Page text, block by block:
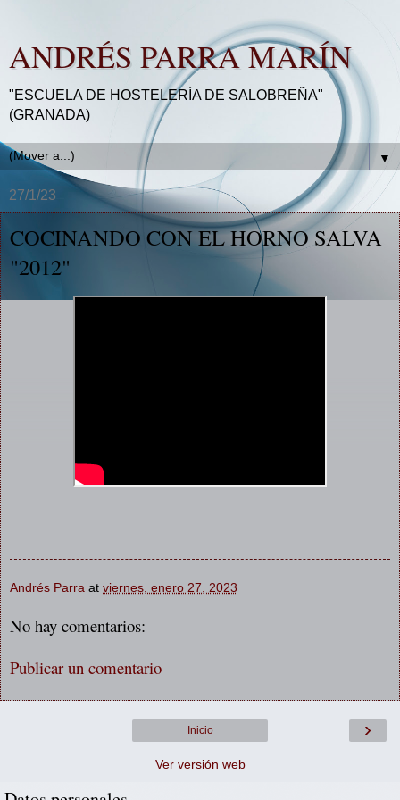
ANDRÉS PARRA MARÍN
"ESCUELA DE HOSTELERÍA DE SALOBREÑA"
(GRANADA)
▼
27/1/23
COCINANDO CON EL HORNO SALVA
"2012"
Andrés Parra at viernes, enero 27, 2023
No hay comentarios:
Publicar un comentario
›
Inicio
Ver versión web